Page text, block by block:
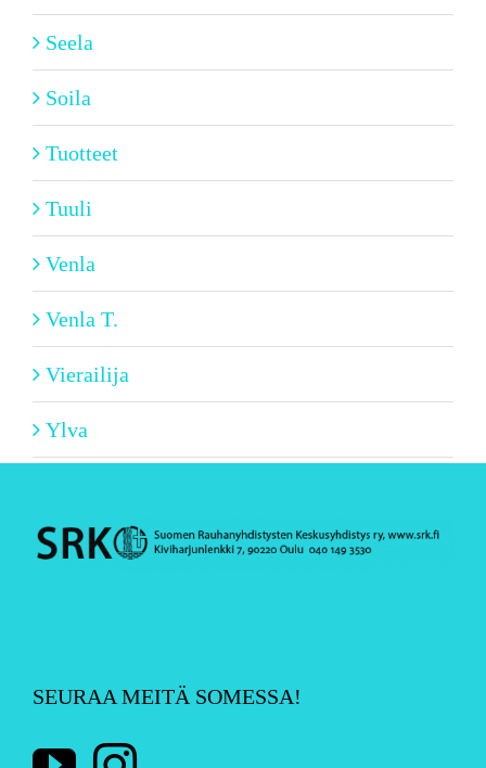
Seela
Soila
Tuotteet
Tuuli
Venla
Venla T.
Vierailija
Ylva
SEURAA MEITÄ SOMESSA!